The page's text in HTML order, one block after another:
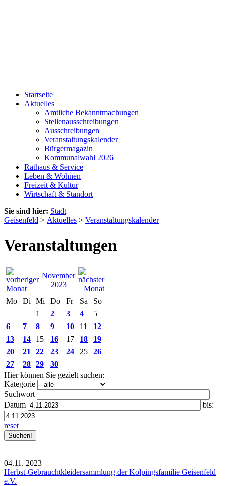
Startseite
Aktuelles
Amtliche Bekanntmachungen
Stellenausschreibungen
Ausschreibungen
Veranstaltungskalender
Bürgermagazin
Kommunalwahl 2026
Rathaus & Service
Leben & Wohnen
Freizeit & Kultur
Wirtschaft & Standort
Sie sind hier: Stadt
Geisenfeld > Aktuelles > Veranstaltungskalender
Veranstaltungen
November
2023
Mo
Di Mi Do Fr Sa
So
1
2 3 4
5
6
7 8 9 10 11
12
13
14 15 16 17 18
19
20
21 22 23 24 25
26
27
28 29
30
Hier können Sie gezielt suchen:
Kategorie
Suchwort
Datum
bis:
reset
04.11. 2023
Herbst-Gebrauchtkleidersammlung der Kolpingsfamilie Geisenfeld
e.V.